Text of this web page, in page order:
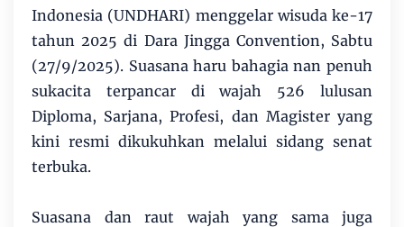
Indonesia (UNDHARI) menggelar wisuda ke-17
tahun 2025 di Dara Jingga Convention, Sabtu
(27/9/2025). Suasana haru bahagia nan penuh
sukacita terpancar di wajah 526 lulusan
Diploma, Sarjana, Profesi, dan Magister yang
kini resmi dikukuhkan melalui sidang senat
terbuka.
Suasana dan raut wajah yang sama juga